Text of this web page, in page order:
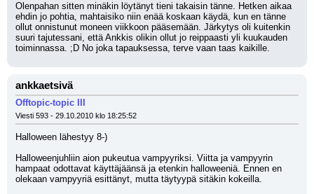
Olenpahan sitten minäkin löytänyt tieni takaisin tänne. Hetken aikaa
ehdin jo pohtia, mahtaisiko niin enää koskaan käydä, kun en tänne
ollut onnistunut moneen viikkoon pääsemään. Järkytys oli kuitenkin
suuri tajutessani, että Ankkis olikin ollut jo reippaasti yli kuukauden
toiminnassa. ;D No joka tapauksessa, terve vaan taas kaikille.
ankkaetsivä
Offtopic-topic III
Viesti 593 - 29.10.2010 klo 18:25:52
Halloween lähestyy 8-)
Halloweenjuhliin aion pukeutua vampyyriksi. Viitta ja vampyyrin
hampaat odottavat käyttäjäänsä ja etenkin halloweeniä. Ennen en
olekaan vampyyriä esittänyt, mutta täytyypä sitäkin kokeilla.